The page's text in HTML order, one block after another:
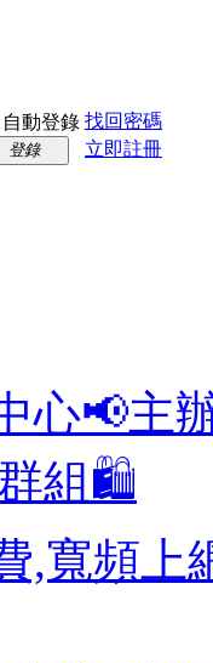
自動登錄 找回密碼
登錄 立即註冊
心📢主
組🛍️
,寬頻上